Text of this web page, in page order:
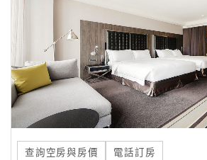
查詢空房與房價 電話訂房